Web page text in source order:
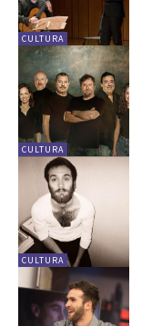
CULTURA
CULTURA
CULTURA